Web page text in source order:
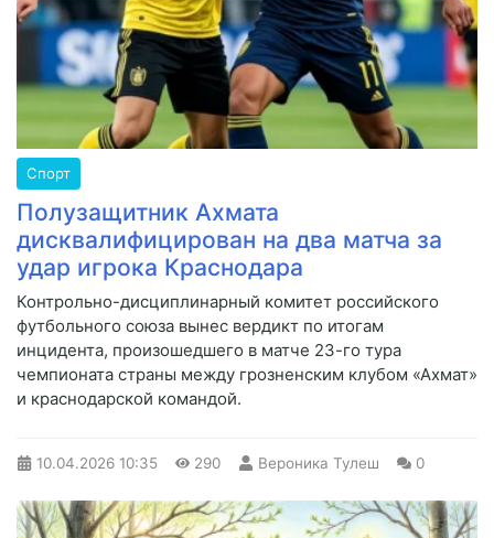
Спорт
Полузащитник Ахмата
дисквалифицирован на два матча за
удар игрока Краснодара
Контрольно-дисциплинарный комитет российского
футбольного союза вынес вердикт по итогам
инцидента, произошедшего в матче 23-го тура
чемпионата страны между грозненским клубом «Ахмат»
и краснодарской командой.
10.04.2026 10:35 290 Вероника Тулеш 0